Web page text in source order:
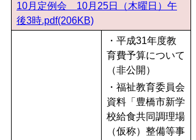
10月定例会 10月25日（木曜日）午
後3時.pdf(206KB)
・平成31年度教
育費予算について
（非公開）
・福祉教育委員会
資料「豊橋市新学
校給食共同調理場
（仮称）整備等事